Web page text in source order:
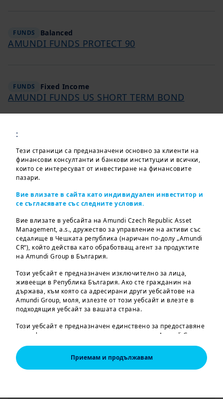
:
Тези страници са предназначени основно за клиенти на
финансови консултанти и банкови институции и всички,
които се интересуват от инвестиране на финансовите
пазари.
Вие влизате в сайта като индивидуален инвеститор и
се съгласявате със следните условия.
Вие влизате в уебсайта на Amundi Czech Republic Asset
Management, a.s., дружество за управление на активи със
седалище в Чешката република (наричан по-долу „Amundi
CR“), който действа като обработващ агент за продуктите
на Amundi Group в България.
Този уебсайт е предназначен изключително за лица,
живеещи в Република България. Ако сте гражданин на
държава, към която са адресирани други уебсайтове на
Amundi Group, моля, излезте от този уебсайт и влезте в
подходящия уебсайт за вашата страна.
Този уебсайт е предназначен единствено за предоставяне
на информация за дружества и продукти на Amundi Group,
одобрени за пазара в Република България. Информацията
за продуктите се предоставя само на общо ниво, целевият
пазар на инвеститора не е взет предвид. Ако се
интересувате от определени продукти, моля свържете се с
Предоставената тук информация може да не е пълна,
Приемам и продължавам
FUNDS Balanced
AMUNDI FUNDS PROTECT 90
FUNDS Fixed Income
AMUNDI FUNDS US SHORT TERM BOND
AMUNDI FUNDS ASIA EQUITY FOCUS
FUNDS Equities
CPR INVEST - MEGATRENDS
FUNDS Obligaciya
AMUNDI FUNDS GLOBAL AGGREGATE BOND
FUNDS Obligaciya
AMUNDI FUND SOLUTIONS - BUY AND WATCH
US HIGH YIELD OPPORTUNITIES 11/2026
FUNDS